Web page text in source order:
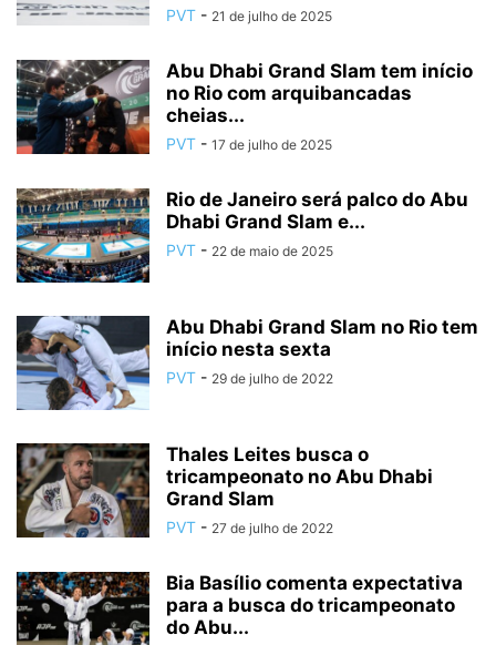
PVT - 21 de julho de 2025
Abu Dhabi Grand Slam tem início
no Rio com arquibancadas
cheias...
PVT - 17 de julho de 2025
Rio de Janeiro será palco do Abu
Dhabi Grand Slam e...
PVT - 22 de maio de 2025
Abu Dhabi Grand Slam no Rio tem
início nesta sexta
PVT - 29 de julho de 2022
Thales Leites busca o
tricampeonato no Abu Dhabi
Grand Slam
PVT - 27 de julho de 2022
Bia Basílio comenta expectativa
para a busca do tricampeonato
do Abu...